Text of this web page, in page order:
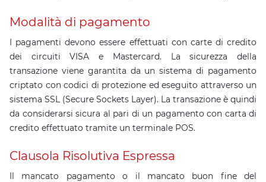
Modalità di pagamento
I pagamenti devono essere effettuati con carte di credito
dei circuiti VISA e Mastercard. La sicurezza della
transazione viene garantita da un sistema di pagamento
criptato con codici di protezione ed eseguito attraverso un
sistema SSL (Secure Sockets Layer). La transazione è quindi
da considerarsi sicura al pari di un pagamento con carta di
credito effettuato tramite un terminale POS.
Clausola Risolutiva Espressa
Il mancato pagamento o il mancato buon fine del